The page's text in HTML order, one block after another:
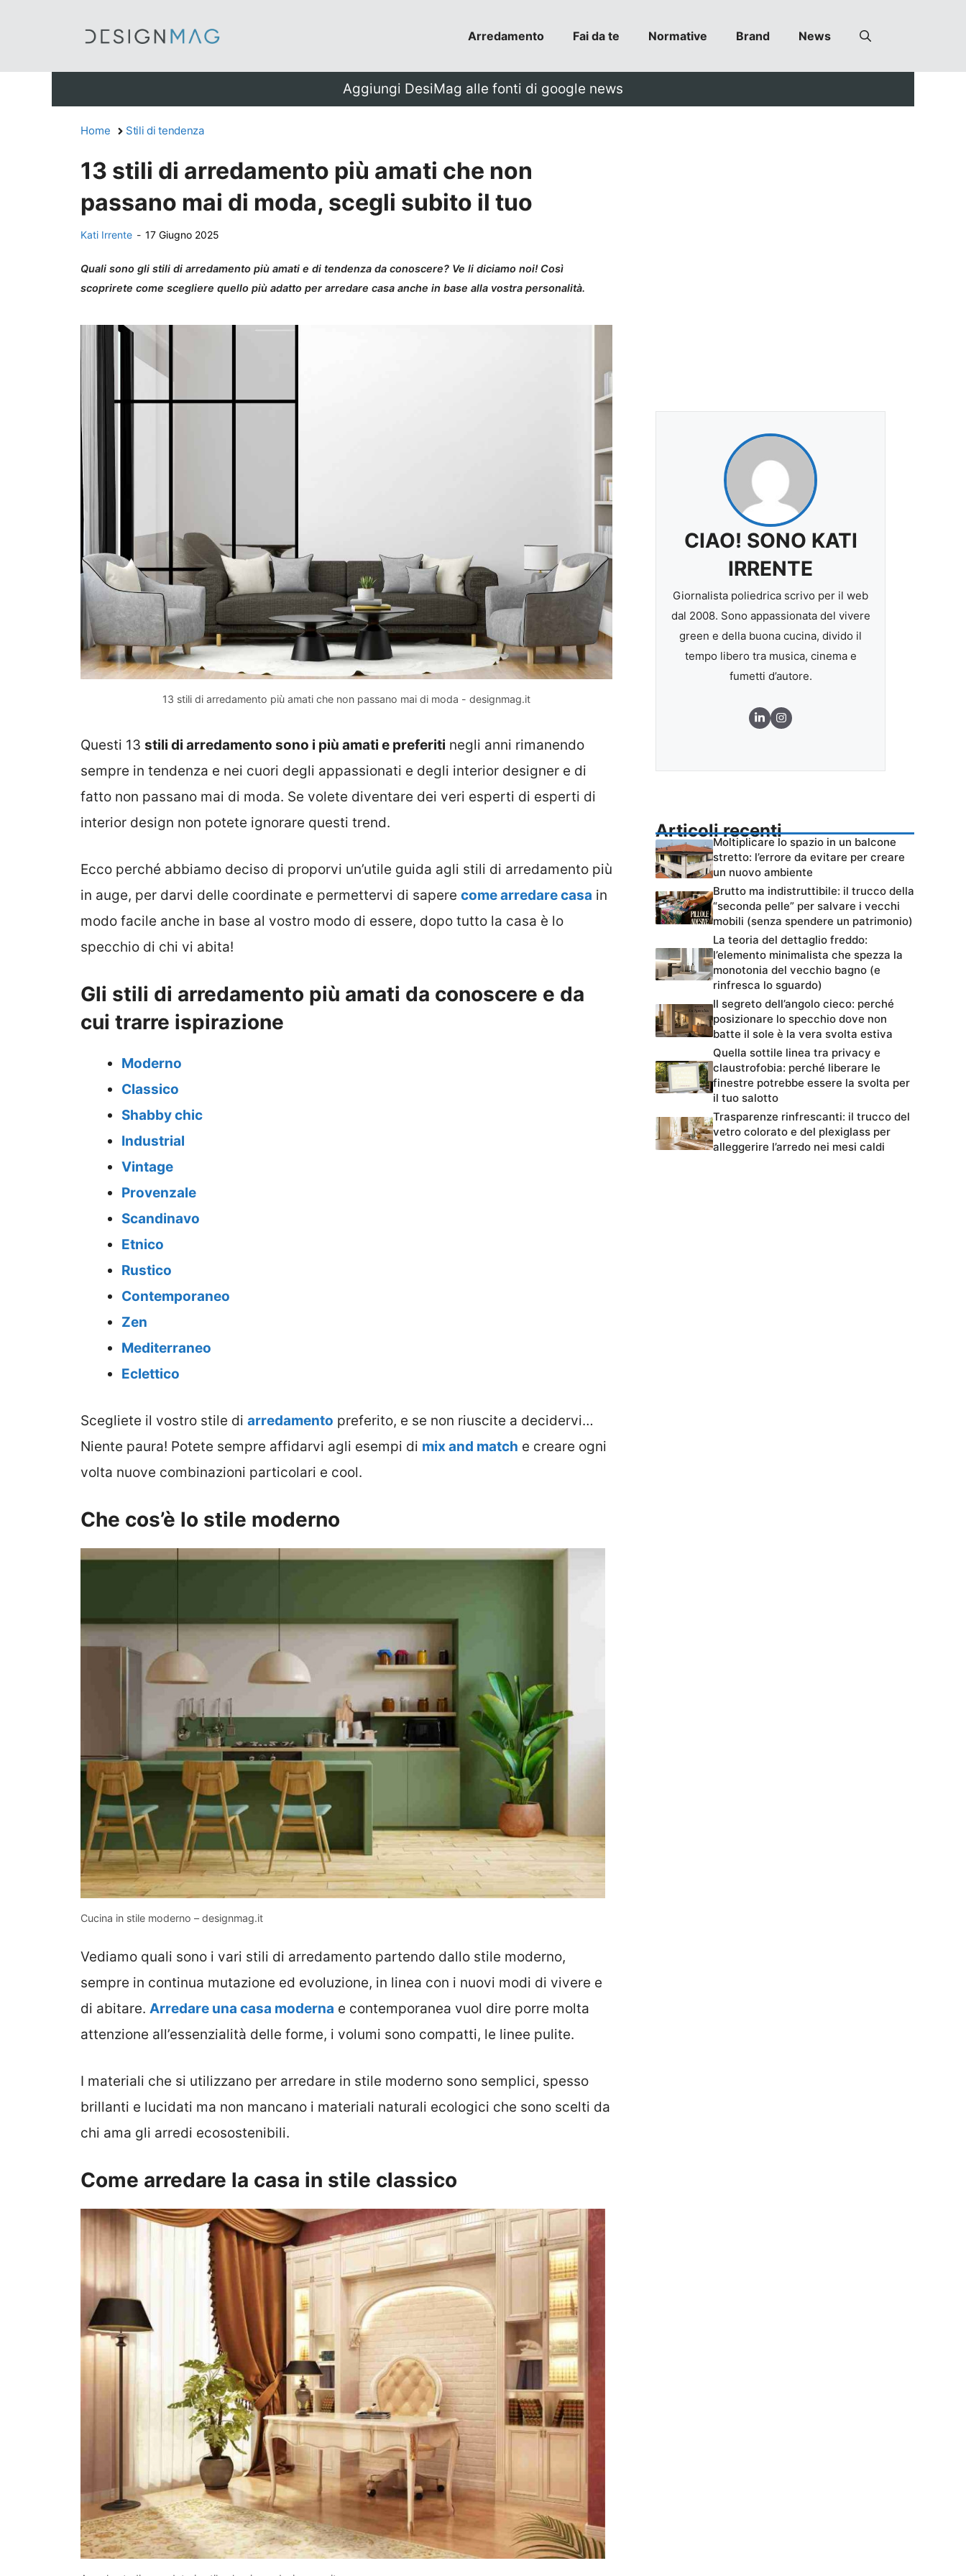
Arredamento Fai da te Normative Brand News
Aggiungi DesiMag alle fonti di google news
Home Stili di tendenza
13 stili di arredamento più amati che non
passano mai di moda, scegli subito il tuo
Kati Irrente - 17 Giugno 2025
Quali sono gli stili di arredamento più amati e di tendenza da conoscere? Ve li diciamo noi! Così
scoprirete come scegliere quello più adatto per arredare casa anche in base alla vostra personalità.
13 stili di arredamento più amati che non passano mai di moda - designmag.it
Questi 13 stili di arredamento sono i più amati e preferiti negli anni rimanendo
sempre in tendenza e nei cuori degli appassionati e degli interior designer e di
fatto non passano mai di moda. Se volete diventare dei veri esperti di esperti di
interior design non potete ignorare questi trend.
Ecco perché abbiamo deciso di proporvi un’utile guida agli stili di arredamento più
in auge, per darvi delle coordinate e permettervi di sapere come arredare casa in
modo facile anche in base al vostro modo di essere, dopo tutto la casa è lo
specchio di chi vi abita!
Gli stili di arredamento più amati da conoscere e da
cui trarre ispirazione
Moderno
Classico
Shabby chic
Industrial
Vintage
Provenzale
Scandinavo
Etnico
Rustico
Contemporaneo
Zen
Mediterraneo
Eclettico
Scegliete il vostro stile di arredamento preferito, e se non riuscite a decidervi…
Niente paura! Potete sempre affidarvi agli esempi di mix and match e creare ogni
volta nuove combinazioni particolari e cool.
Che cos’è lo stile moderno
Cucina in stile moderno – designmag.it
Vediamo quali sono i vari stili di arredamento partendo dallo stile moderno,
sempre in continua mutazione ed evoluzione, in linea con i nuovi modi di vivere e
di abitare. Arredare una casa moderna e contemporanea vuol dire porre molta
attenzione all’essenzialità delle forme, i volumi sono compatti, le linee pulite.
I materiali che si utilizzano per arredare in stile moderno sono semplici, spesso
brillanti e lucidati ma non mancano i materiali naturali ecologici che sono scelti da
chi ama gli arredi ecosostenibili.
Come arredare la casa in stile classico
CIAO! SONO KATI
IRRENTE
Giornalista poliedrica scrivo per il web
dal 2008. Sono appassionata del vivere
green e della buona cucina, divido il
tempo libero tra musica, cinema e
fumetti d’autore.
Articoli recenti
Moltiplicare lo spazio in un balcone
stretto: l’errore da evitare per creare
un nuovo ambiente
Brutto ma indistruttibile: il trucco della
“seconda pelle” per salvare i vecchi
mobili (senza spendere un patrimonio)
La teoria del dettaglio freddo:
l’elemento minimalista che spezza la
monotonia del vecchio bagno (e
rinfresca lo sguardo)
Il segreto dell’angolo cieco: perché
posizionare lo specchio dove non
batte il sole è la vera svolta estiva
Quella sottile linea tra privacy e
claustrofobia: perché liberare le
finestre potrebbe essere la svolta per
il tuo salotto
Trasparenze rinfrescanti: il trucco del
vetro colorato e del plexiglass per
alleggerire l’arredo nei mesi caldi